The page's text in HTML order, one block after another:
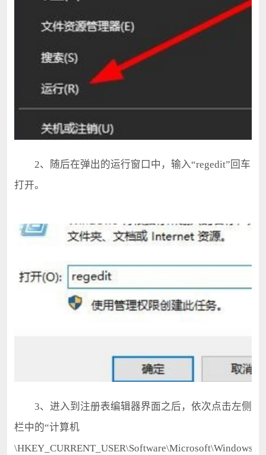
2、随后在弹出的运行窗口中，输入“regedit”回车
打开。
3、进入到注册表编辑器界面之后，依次点击左侧
栏中的“计算机